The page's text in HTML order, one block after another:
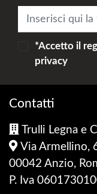
*Accetto il
privacy
Contatti
Trulli Legna e
Via Armellino,
00042 Anzio,
P. Iva